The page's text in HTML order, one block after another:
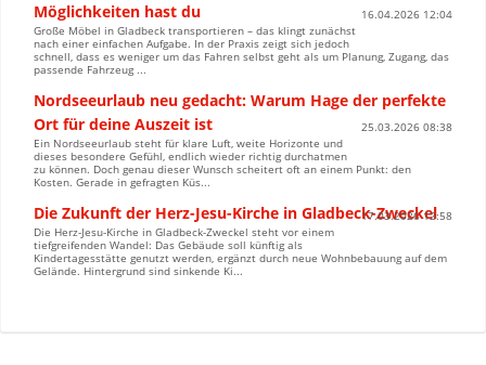
Möglichkeiten hast du
16.04.2026 12:04
Große Möbel in Gladbeck transportieren – das klingt zunächst
nach einer einfachen Aufgabe. In der Praxis zeigt sich jedoch
schnell, dass es weniger um das Fahren selbst geht als um Planung, Zugang, das
passende Fahrzeug ...
Nordseeurlaub neu gedacht: Warum Hage der perfekte
Ort für deine Auszeit ist
25.03.2026 08:38
Ein Nordseeurlaub steht für klare Luft, weite Horizonte und
dieses besondere Gefühl, endlich wieder richtig durchatmen
zu können. Doch genau dieser Wunsch scheitert oft an einem Punkt: den
Kosten. Gerade in gefragten Küs...
Die Zukunft der Herz-Jesu-Kirche in Gladbeck-Zweckel
17.03.2026 12:58
Die Herz-Jesu-Kirche in Gladbeck-Zweckel steht vor einem
tiefgreifenden Wandel: Das Gebäude soll künftig als
Kindertagesstätte genutzt werden, ergänzt durch neue Wohnbebauung auf dem
Gelände. Hintergrund sind sinkende Ki...